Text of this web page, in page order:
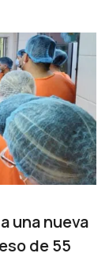
una nueva
de 55